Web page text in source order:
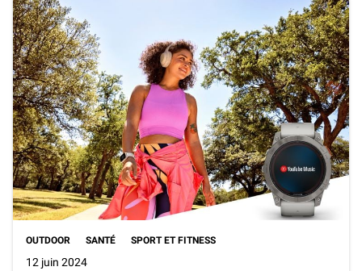
OUTDOOR SANTÉ SPORT ET FITNESS
12 juin 2024